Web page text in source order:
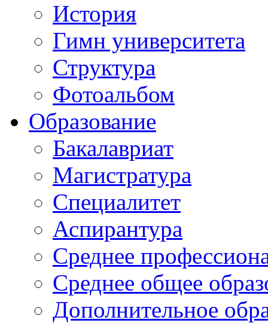
История
Гимн университета
Структура
Фотоальбом
Образование
Бакалавриат
Магистратура
Специалитет
Аспирантура
Среднее
Среднее общее
Дополнительное